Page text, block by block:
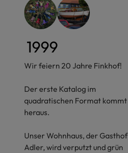
1999
Wir feiern 20 Jahre Finkhof!
Der erste Katalog im
quadratischen Format kommt
heraus.
Unser Wohnhaus, der Gasthof
Adler, wird verputzt und grün